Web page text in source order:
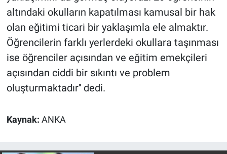
altındaki okulların kapatılması kamusal bir hak
olan eğitimi ticari bir yaklaşımla ele almaktır.
Öğrencilerin farklı yerlerdeki okullara taşınması
ise öğrenciler açısından ve eğitim emekçileri
açısından ciddi bir sıkıntı ve problem
oluşturmaktadır'' dedi.
Kaynak: ANKA
Yerel Yaşam
Canlı Yayın